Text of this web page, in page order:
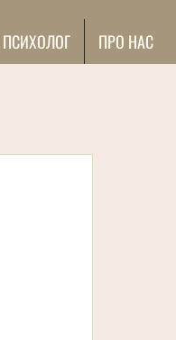
ПСИХОЛОГ ПРО НАС